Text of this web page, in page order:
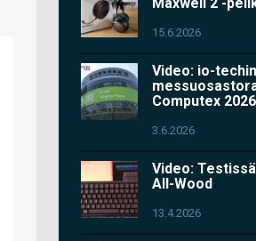
15.6.2026
Video: io-techin
Computex
3.6.2026
Video:
All-Wood
13.4.2026